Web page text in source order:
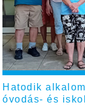
Hatodik
óvodás- és